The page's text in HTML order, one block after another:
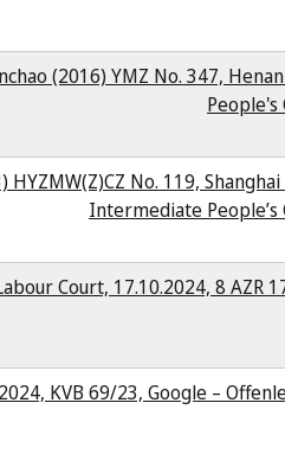
(2016) YMZ No. 347,
People's
No. 119, Shanghai
Intermediate People’s
Court, 17.10.2024, 8 AZR
KVB 69/23, Google –